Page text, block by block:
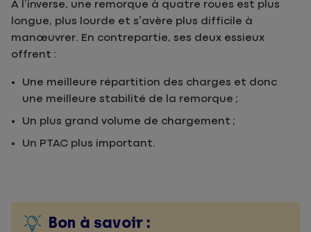
À l’inverse, une remorque à quatre roues est plus
longue, plus lourde et s’avère plus difficile à
manœuvrer. En contrepartie, ses deux essieux
offrent :
Une meilleure répartition des charges et donc
une meilleure stabilité de la remorque ;
Un plus grand volume de chargement ;
Un PTAC plus important.
Bon à savoir :